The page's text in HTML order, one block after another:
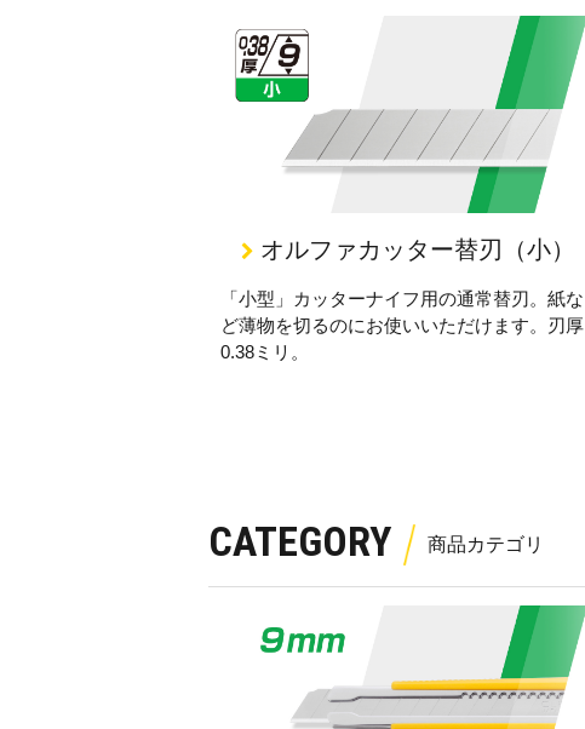
オルファカッター替刃（小）
「小型」カッターナイフ用の通常替刃。紙な
ど薄物を切るのにお使いいただけます。刃厚
0.38ミリ。
CATEGORY